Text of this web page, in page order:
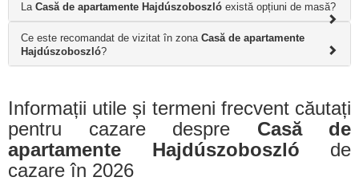
La Casă de apartamente Hajdúszoboszló există opțiuni de masă?
Ce este recomandat de vizitat în zona Casă de apartamente
Hajdúszoboszló?
Informații utile și termeni frecvent căutați
pentru cazare despre Casă de
apartamente Hajdúszoboszló de
cazare în 2026